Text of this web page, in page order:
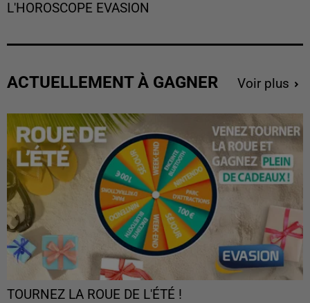
L'HOROSCOPE EVASION
ACTUELLEMENT À GAGNER Voir plus
TOURNEZ LA ROUE DE L'ÉTÉ !